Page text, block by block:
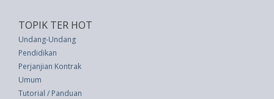
TOPIK TER HOT
Undang-Undang
Pendidikan
Perjanjian Kontrak
Umum
Tutorial / Panduan